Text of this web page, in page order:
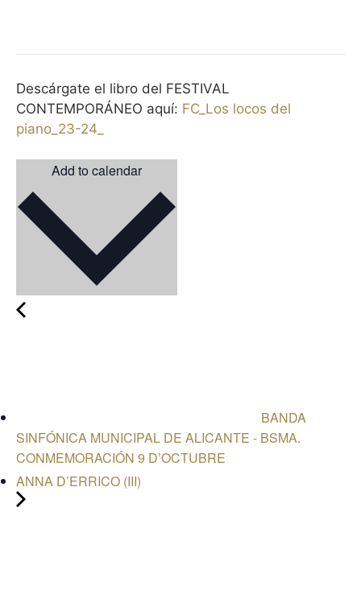
Descárgate el libro del FESTIVAL
CONTEMPORÁNEO aquí: FC_Los locos del
piano_23-24_
BANDA
SINFÓNICA MUNICIPAL DE ALICANTE - BSMA.
CONMEMORACIÓN 9 D’OCTUBRE
ANNA D’ERRICO (III)